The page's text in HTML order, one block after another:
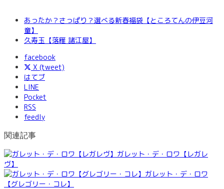
あったか？さっぱり？選べる新春福袋【ところてんの伊豆河
童】
久寿玉【落雁 諸江屋】
facebook
X (tweet)
はてブ
LINE
Pocket
RSS
feedly
関連記事
ガレット・デ・ロワ【レガレ
ヴ】
ガレット・デ・ロワ
【グレゴリー・コレ】